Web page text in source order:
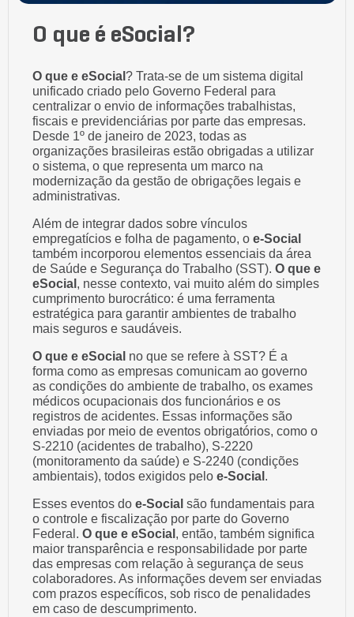
O que é eSocial?
O que e eSocial ? Trata-se de um sistema digital
unificado criado pelo Governo Federal para
centralizar o envio de informações trabalhistas,
fiscais e previdenciárias por parte das empresas.
Desde 1º de janeiro de 2023, todas as
organizações brasileiras estão obrigadas a utilizar
o sistema, o que representa um marco na
modernização da gestão de obrigações legais e
administrativas.
Além de integrar dados sobre vínculos
empregatícios e folha de pagamento, o e-Social
também incorporou elementos essenciais da área
de Saúde e Segurança do Trabalho (SST). O que e
eSocial , nesse contexto, vai muito além do simples
cumprimento burocrático: é uma ferramenta
estratégica para garantir ambientes de trabalho
mais seguros e saudáveis.
O que e eSocial no que se refere à SST? É a
forma como as empresas comunicam ao governo
as condições do ambiente de trabalho, os exames
médicos ocupacionais dos funcionários e os
registros de acidentes. Essas informações são
enviadas por meio de eventos obrigatórios, como o
S-2210 (acidentes de trabalho), S-2220
(monitoramento da saúde) e S-2240 (condições
ambientais), todos exigidos pelo e-Social .
Esses eventos do e-Social são fundamentais para
o controle e fiscalização por parte do Governo
Federal. O que e eSocial , então, também significa
maior transparência e responsabilidade por parte
das empresas com relação à segurança de seus
colaboradores. As informações devem ser enviadas
com prazos específicos, sob risco de penalidades
em caso de descumprimento.